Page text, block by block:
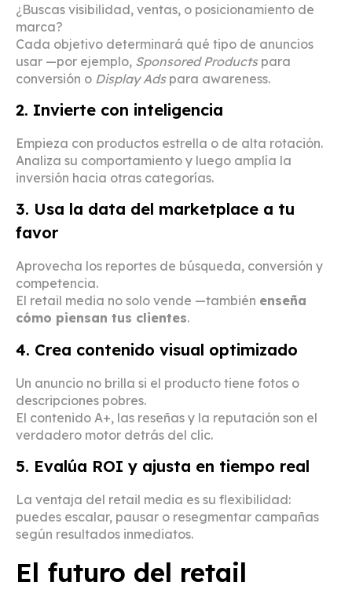
¿Buscas visibilidad, ventas, o posicionamiento de
marca?
Cada objetivo determinará qué tipo de anuncios
usar —por ejemplo, Sponsored Productspara
conversión o Display Adspara awareness.
2. Invierte con inteligencia
Empieza con productos estrella o de alta rotación.
Analiza su comportamiento y luego amplía la
inversión hacia otras categorías.
3. Usa la data del marketplace a tu
favor
Aprovecha los reportes de búsqueda, conversión y
competencia.
El retail media no solo vende —también enseña
cómo piensan tus clientes.
4. Crea contenido visual optimizado
Un anuncio no brilla si el producto tiene fotos o
descripciones pobres.
El contenido A+, las reseñas y la reputación son el
verdadero motor detrás del clic.
5. Evalúa ROI y ajusta en tiempo real
La ventaja del retail media es su flexibilidad:
puedes escalar, pausar o resegmentar campañas
según resultados inmediatos.
El futuro del retail